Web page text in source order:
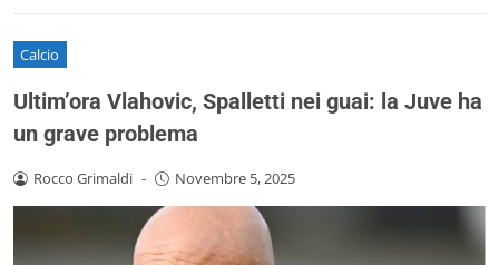
Calcio
Ultim’ora Vlahovic, Spalletti nei guai: la Juve ha
un grave problema
Rocco Grimaldi - Novembre 5, 2025